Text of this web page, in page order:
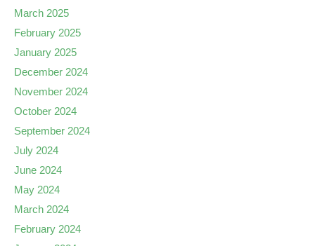
March 2025
February 2025
January 2025
December 2024
November 2024
October 2024
September 2024
July 2024
June 2024
May 2024
March 2024
February 2024